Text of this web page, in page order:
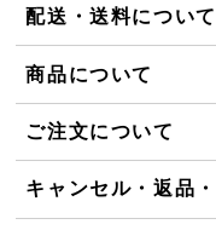
配送・送料について
商品について
ご注文について
キャンセル・返品